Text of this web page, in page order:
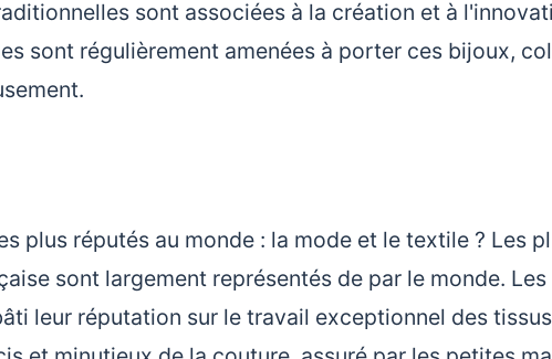
sont associées à la création et à
sont régulièrement amenées à porter ces bijoux,
plus réputés au monde : la mode et le textile ? Les
sont largement représentés de par le monde. Les
leur réputation sur le travail exceptionnel des